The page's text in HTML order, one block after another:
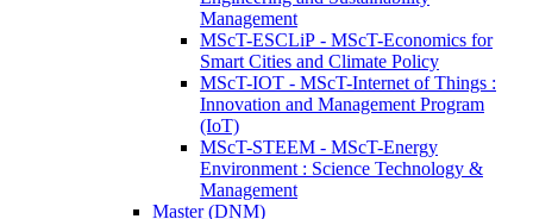
Management
MScT-ESCLiP - MScT-Economics for
Smart Cities and Climate Policy
MScT-IOT - MScT-Internet of Things :
Innovation and Management Program
(IoT)
MScT-STEEM - MScT-Energy
Environment : Science Technology &
Management
Master (DNM)